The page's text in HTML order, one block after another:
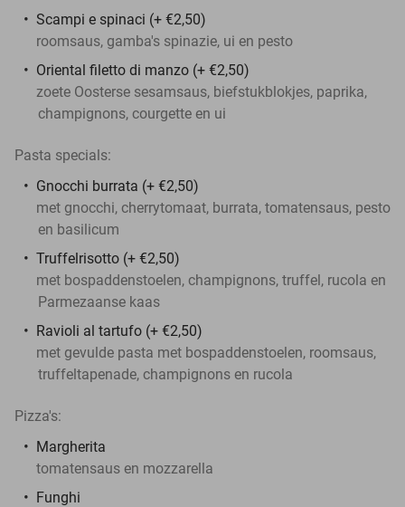
Scampi e spinaci (+ €2,50)
roomsaus, gamba's spinazie, ui en pesto
Oriental filetto di manzo (+ €2,50)
zoete Oosterse sesamsaus, biefstukblokjes, paprika,
champignons, courgette en ui
Pasta specials:
Gnocchi burrata (+ €2,50)
met gnocchi, cherrytomaat, burrata, tomatensaus, pesto
en basilicum
Truffelrisotto (+ €2,50)
met bospaddenstoelen, champignons, truffel, rucola en
Parmezaanse kaas
Ravioli al tartufo (+ €2,50)
met gevulde pasta met bospaddenstoelen, roomsaus,
truffeltapenade, champignons en rucola
Pizza's:
Margherita
tomatensaus en mozzarella
Funghi